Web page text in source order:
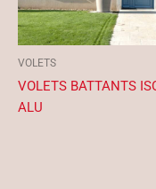
VOLETS
VOLETS BATTANTS
ALU